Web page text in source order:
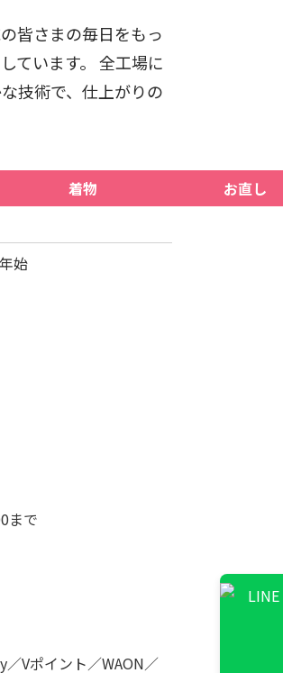
皆さまの毎日をもっ
ています。 全工場に
技術で、仕上がりの
着物 お直し
始
まで
Vポイント／WAON／